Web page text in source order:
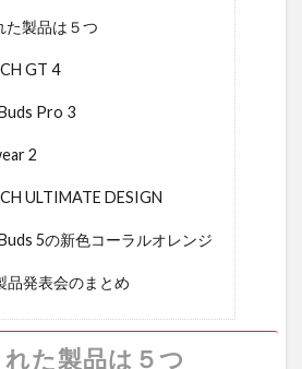
た製品は５つ
GT 4
Pro 3
2
ULTIMATE DESIGN
5の新色コーラルオレンジ
品発表会のまとめ
た製品は５つ